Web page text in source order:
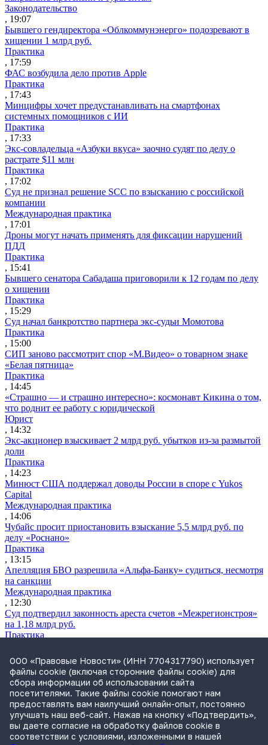
Законодательство
, 19:07
Бывшего гендиректора «Облкоммунэнерго» подозревают в
хищении 1 млрд руб.
Практика
, 17:59
ФАС возбудила дело против Apple
Практика
, 17:43
Минцифры хочет предустанавливать на смартфонах
системных помощников с ИИ
Практика
, 17:33
Экс-совладельца «Азбуки вкуса» заочно судят по делу о
растрате $11 млн
Практика
, 17:02
Суд не признал решение SCC по взысканию с российской
компании
Международная практика
, 17:01
Дроны могут начать применять для фиксации нарушений
ПДД
Практика
, 15:41
Бывшего сенатора Сабадаша приговорили к 12 годам по делу
о хищении
Практика
, 15:29
Суд начал банкротство партнера экс-судьи Момотова
Практика
, 15:00
СИП заново рассмотрит спор «М.Видео» о товарном знаке
«Белая пятница»
Практика
, 14:45
«Страшно — и страшно интересно»: космонавт Кикина о том,
что роднит ее работу с юридической
Юрист
, 14:32
Экс-акционер взыскивает 2 млрд руб. убытков из-за размытой
доли
Практика
, 14:23
Минюст США поддержал доводы России в споре с Yukos
Capital
Международная практика
, 14:06
Чубайс просит приостановить взыскание 5,5 млрд руб. по
делу «Роснано»
Практика
, 13:15
Апелляция БВО разрешила «Альфа-Банку» судиться, несмотря
на санкции
Международная практика
, 12:30
Суд подтвердил законность ареста счетов «Межрегионстроя»
на 1,18 млрд руб.
Практика
ВС разрешил сдавать жилые дома как гостевые без изменения
назначения участка
Практика
, 11:06
Утренний обзор за 3 августа: блокировка массовых звонков
без маркировки и доначисление налогов из-за инвестльгот
Обзор СМИ
, 09:06
ООО «Правовые Новости» (ИНН 7704317790) использует
файлы cookie (включая сторонние файлы cookie) для
сбора информации об использовании сайта
посетителями. Такие файлы cookie помогают нам
предоставлять вам наилучший онлайн-опыт, постоянно
улучшать наш веб-сайт. Нажав на кнопку «Подтвердить»,
вы даете согласие на обработку файлов cookie в
соответствии с условиями, изложенными в нашей